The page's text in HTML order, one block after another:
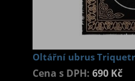
Oltářní ubrus
Cena s DPH: 690 Kč